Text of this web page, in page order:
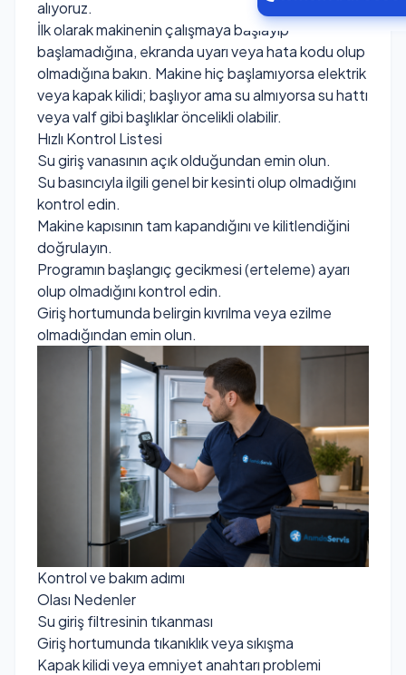
alıyoruz.
İlk olarak makinenin çalışmaya başlayıp
başlamadığına, ekranda uyarı veya hata kodu olup
olmadığına bakın. Makine hiç başlamıyorsa elektrik
veya kapak kilidi; başlıyor ama su almıyorsa su hattı
veya valf gibi başlıklar öncelikli olabilir.
Hızlı Kontrol Listesi
Su giriş vanasının açık olduğundan emin olun.
Su basıncıyla ilgili genel bir kesinti olup olmadığını
kontrol edin.
Makine kapısının tam kapandığını ve kilitlendiğini
doğrulayın.
Programın başlangıç gecikmesi (erteleme) ayarı
olup olmadığını kontrol edin.
Giriş hortumunda belirgin kıvrılma veya ezilme
olmadığından emin olun.
Kontrol ve bakım adımı
Olası Nedenler
Su giriş filtresinin tıkanması
Giriş hortumunda tıkanıklık veya sıkışma
Kapak kilidi veya emniyet anahtarı problemi